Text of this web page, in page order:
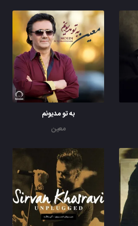
به تو مدیونم
معین